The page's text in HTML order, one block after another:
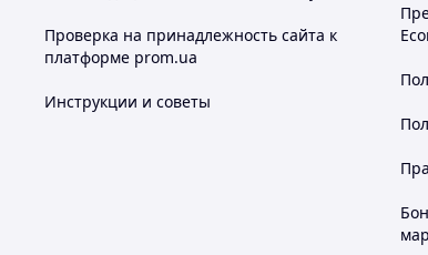
Проверка на принадлежность сайта к
платформе prom.ua
Инструкции и советы